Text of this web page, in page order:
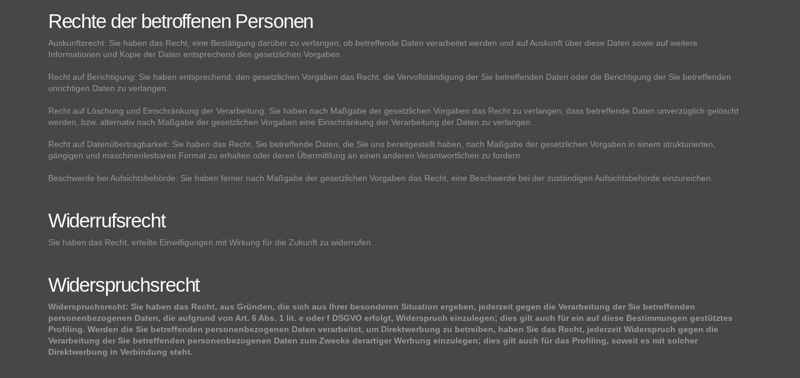
Rechte der betroffenen Personen
Auskunftsrecht: Sie haben das Recht, eine Bestätigung darüber zu verlangen, ob betreffende Daten verarbeitet werden und auf Auskunft über diese Daten sowie auf weitere
Informationen und Kopie der Daten entsprechend den gesetzlichen Vorgaben.
Recht auf Berichtigung: Sie haben entsprechend. den gesetzlichen Vorgaben das Recht, die Vervollständigung der Sie betreffenden Daten oder die Berichtigung der Sie betreffenden
unrichtigen Daten zu verlangen.
Recht auf Löschung und Einschränkung der Verarbeitung: Sie haben nach Maßgabe der gesetzlichen Vorgaben das Recht zu verlangen, dass betreffende Daten unverzüglich gelöscht
werden, bzw. alternativ nach Maßgabe der gesetzlichen Vorgaben eine Einschränkung der Verarbeitung der Daten zu verlangen.
Recht auf Datenübertragbarkeit: Sie haben das Recht, Sie betreffende Daten, die Sie uns bereitgestellt haben, nach Maßgabe der gesetzlichen Vorgaben in einem strukturierten,
gängigen und maschinenlesbaren Format zu erhalten oder deren Übermittlung an einen anderen Verantwortlichen zu fordern.
Beschwerde bei Aufsichtsbehörde: Sie haben ferner nach Maßgabe der gesetzlichen Vorgaben das Recht, eine Beschwerde bei der zuständigen Aufsichtsbehörde einzureichen.
Widerrufsrecht
Sie haben das Recht, erteilte Einwilligungen mit Wirkung für die Zukunft zu widerrufen.
Widerspruchsrecht
Widerspruchsrecht: Sie haben das Recht, aus Gründen, die sich aus Ihrer besonderen Situation ergeben, jederzeit gegen die Verarbeitung der Sie betreffenden
personenbezogenen Daten, die aufgrund von Art. 6 Abs. 1 lit. e oder f DSGVO erfolgt, Widerspruch einzulegen; dies gilt auch für ein auf diese Bestimmungen gestütztes
Profiling. Werden die Sie betreffenden personenbezogenen Daten verarbeitet, um Direktwerbung zu betreiben, haben Sie das Recht, jederzeit Widerspruch gegen die
Verarbeitung der Sie betreffenden personenbezogenen Daten zum Zwecke derartiger Werbung einzulegen; dies gilt auch für das Profiling, soweit es mit solcher
Direktwerbung in Verbindung steht.